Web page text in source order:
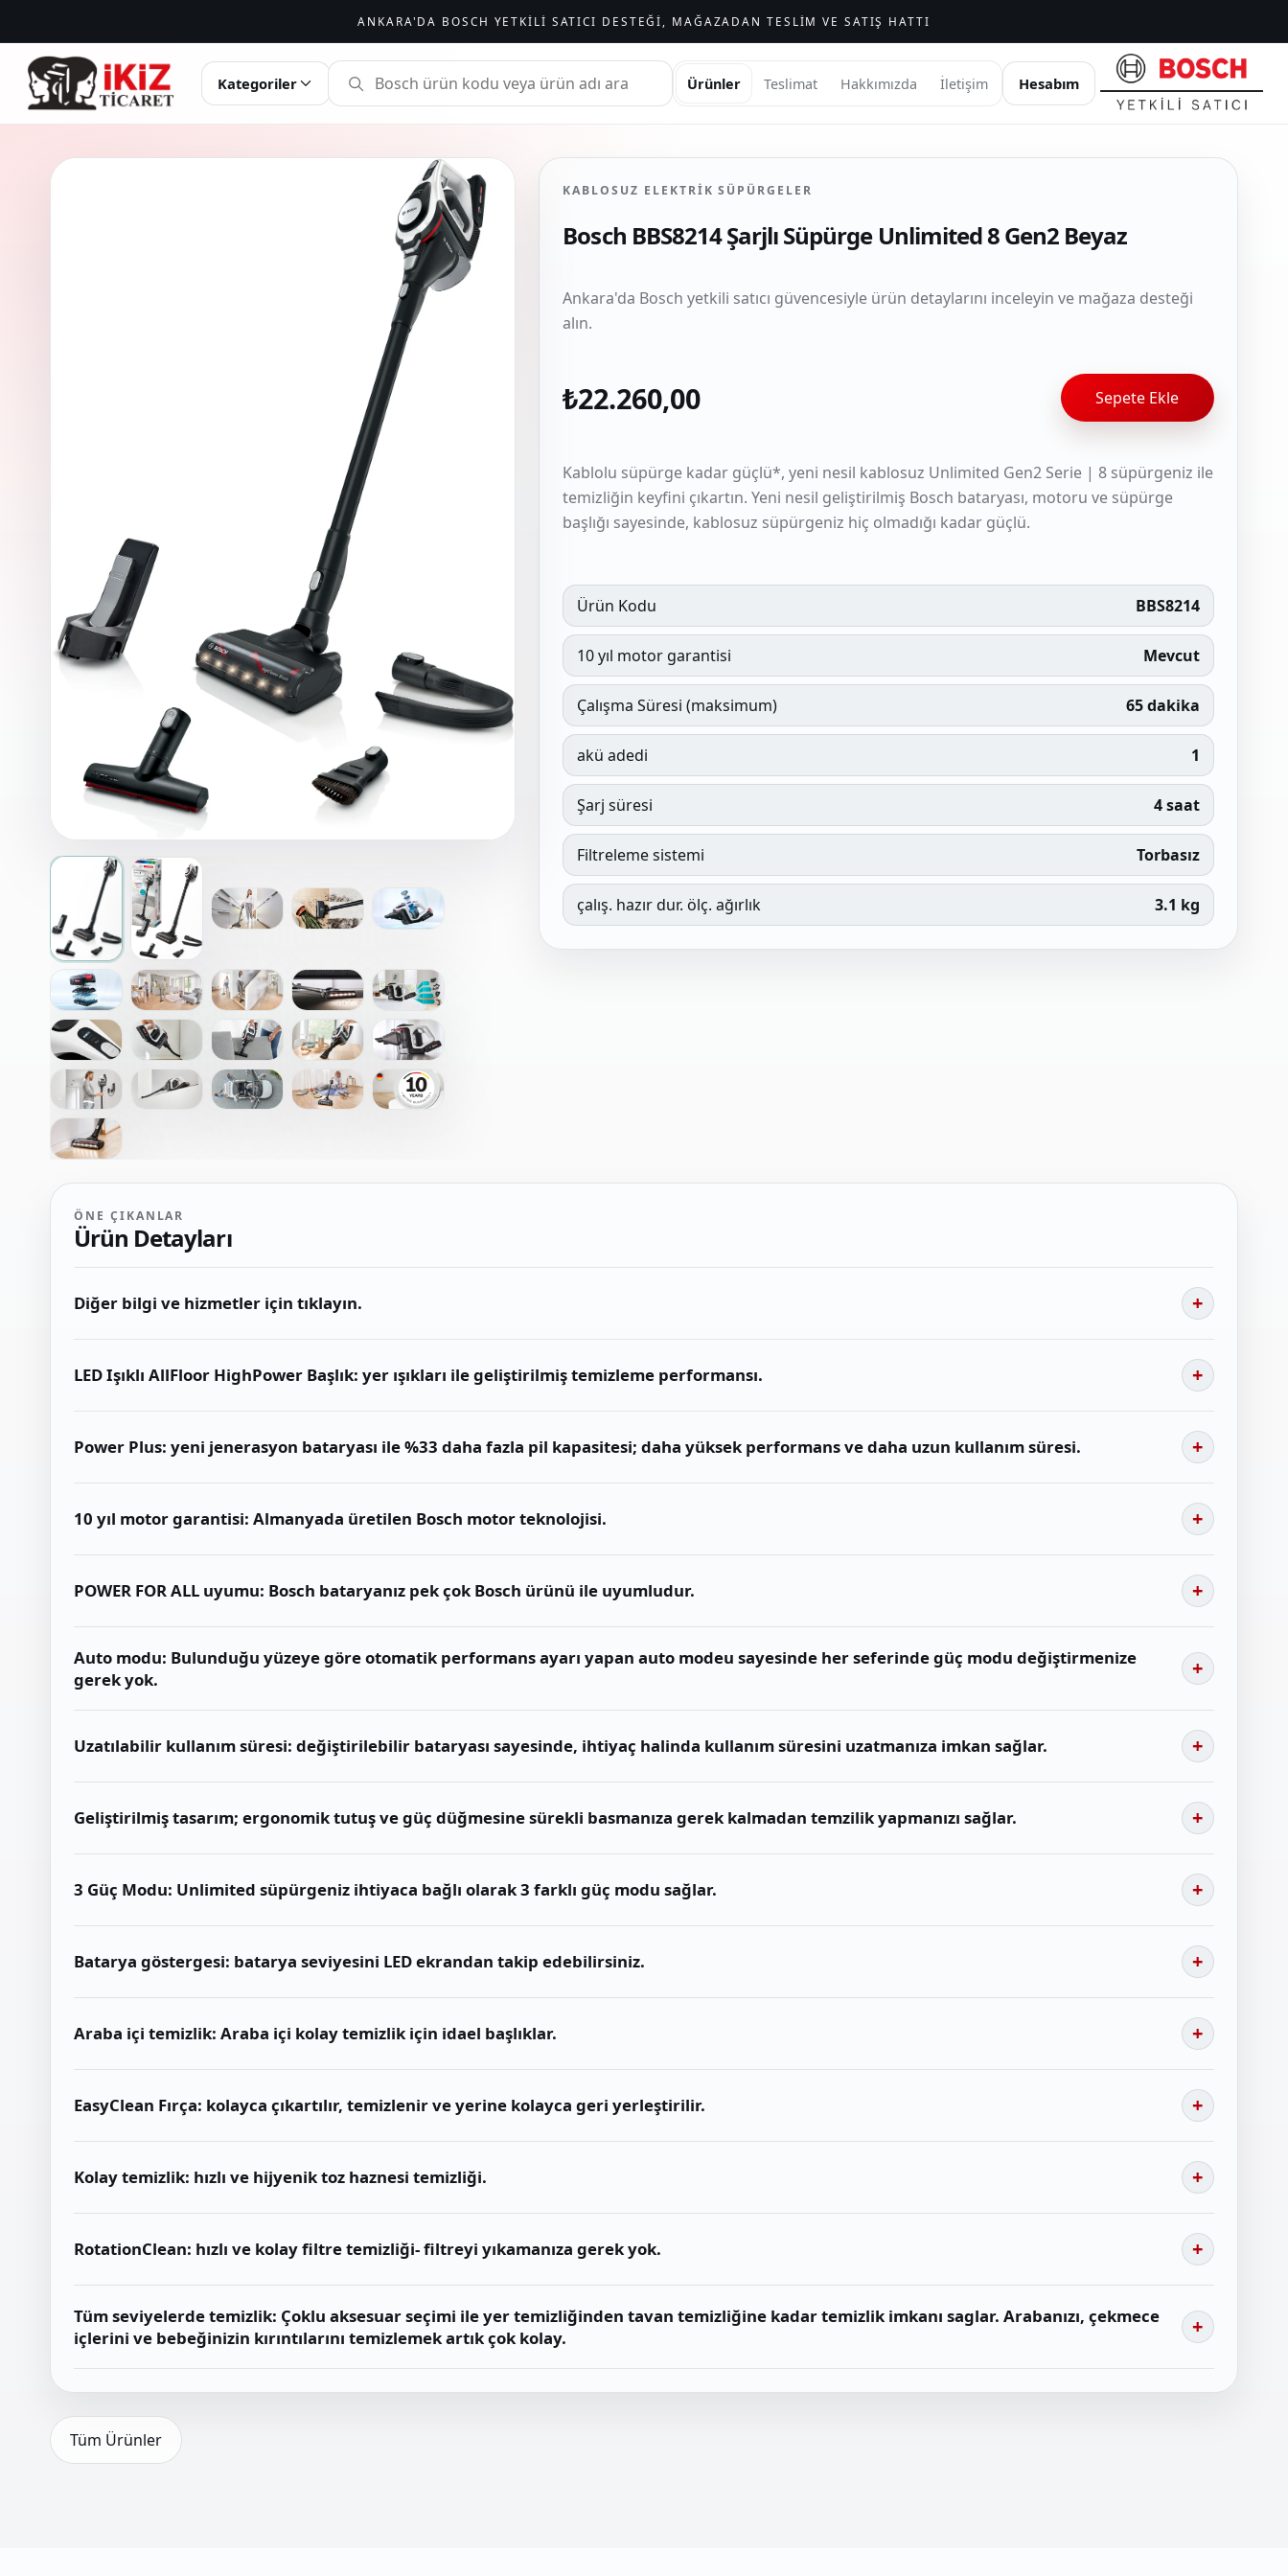
ANKARA'DA BOSCH YETKILI SATICI DESTEĞI, MAĞAZADAN TESLIM VE SATIŞ HATTI
İKIZ TICARET
Kategoriler Ürünler Teslimat Hakkımızda İletişim Hesabım
KABLOSUZ ELEKTRIK SÜPÜRGELER
Bosch BBS8214 Şarjlı Süpürge Unlimited 8 Gen2 Beyaz
Ankara'da Bosch yetkili satıcı güvencesiyle ürün detaylarını inceleyin ve mağaza desteği
alın.
₺22.260,00 Sepete Ekle
Kablolu süpürge kadar güçlü*, yeni nesil kablosuz Unlimited Gen2 Serie | 8 süpürgeniz ile
temizliğin keyfini çıkartın. Yeni nesil geliştirilmiş Bosch bataryası, motoru ve süpürge
başlığı sayesinde, kablosuz süpürgeniz hiç olmadığı kadar güçlü.
Ürün Kodu BBS8214
10 yıl motor garantisi Mevcut
Çalışma Süresi (maksimum) 65 dakika
akü adedi 1
Şarj süresi 4 saat
Filtreleme sistemi Torbasız
çalış. hazır dur. ölç. ağırlık 3.1 kg
ÖNE ÇIKANLAR
Ürün Detayları
Diğer bilgi ve hizmetler için tıklayın.
LED Işıklı AllFloor HighPower Başlık: yer ışıkları ile geliştirilmiş temizleme performansı.
Power Plus: yeni jenerasyon bataryası ile %33 daha fazla pil kapasitesi; daha yüksek performans ve daha uzun kullanım süresi.
10 yıl motor garantisi: Almanyada üretilen Bosch motor teknolojisi.
POWER FOR ALL uyumu: Bosch bataryanız pek çok Bosch ürünü ile uyumludur.
Auto modu: Bulunduğu yüzeye göre otomatik performans ayarı yapan auto modeu sayesinde her seferinde güç modu değiştirmenize
gerek yok.
Uzatılabilir kullanım süresi: değiştirilebilir bataryası sayesinde, ihtiyaç halinda kullanım süresini uzatmanıza imkan sağlar.
Geliştirilmiş tasarım; ergonomik tutuş ve güç düğmesine sürekli basmanıza gerek kalmadan temzilik yapmanızı sağlar.
3 Güç Modu: Unlimited süpürgeniz ihtiyaca bağlı olarak 3 farklı güç modu sağlar.
Batarya göstergesi: batarya seviyesini LED ekrandan takip edebilirsiniz.
Araba içi temizlik: Araba içi kolay temizlik için idael başlıklar.
EasyClean Fırça: kolayca çıkartılır, temizlenir ve yerine kolayca geri yerleştirilir.
Kolay temizlik: hızlı ve hijyenik toz haznesi temizliği.
RotationClean: hızlı ve kolay filtre temizliği- filtreyi yıkamanıza gerek yok.
Tüm seviyelerde temizlik: Çoklu aksesuar seçimi ile yer temizliğinden tavan temizliğine kadar temizlik imkanı saglar. Arabanızı, çekmece
içlerini ve bebeğinizin kırıntılarını temizlemek artık çok kolay.
Tüm Ürünler